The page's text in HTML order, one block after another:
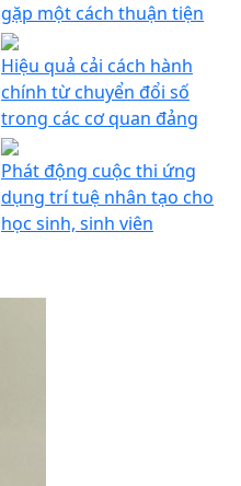
gặp một cách thuận tiện
Hiệu quả cải cách hành
chính từ chuyển đổi số
trong các cơ quan đảng
Phát động cuộc thi ứng
dụng trí tuệ nhân tạo cho
học sinh, sinh viên